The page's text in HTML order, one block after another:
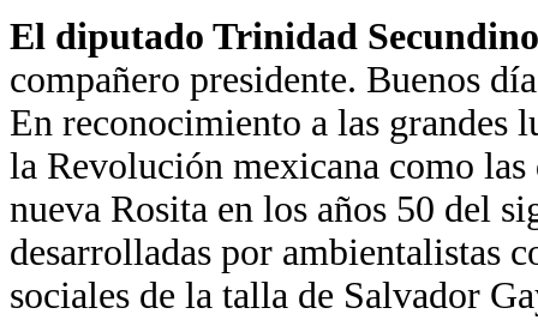
El diputado Trinidad
compañero presidente. Buenos
En reconocimiento a las grandes
la Revolución mexicana como las
nueva Rosita en los años 50 del
desarrolladas por ambientalistas
sociales de la talla de Salvador